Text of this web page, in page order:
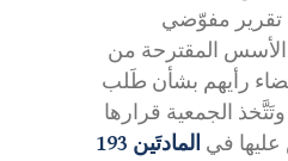
تقرير مفوّضي
الأسس المقترحة من
رأيهم بشأن طَلب
الجمعية قرارها
عليها في
المادتَين 193